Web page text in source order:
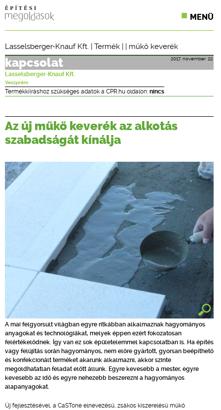
MENÜ
ONLINE KÉPZÉSEK
TERVEZÉSI SEGÉDLETEK
Lasselsberger-Knauf Kft. | Termék | | műkő keverék
2017. november 22.
kapcsolat
Lasselsberger-Knauf Kft.
Veszprém
Termékkiíráshoz szükséges adatok a CPR.hu oldalon: nincs
Az új műkő keverék az alkotás
szabadságát kínálja
A mai felgyorsult világban egyre ritkábban alkalmaznak hagyományos
anyagokat és technológiákat, melyek éppen ezért fokozatosan
felértékelődnek. Így van ez sok épületelemmel kapcsolatban is. Ha építés
vagy felújítás során hagyományos, nem előre gyártott, gyorsan beépíthető
és konfekcionált terméket akarunk alkalmazni, akkor szinte
megoldhatatlan feladat előtt állunk. Egyre kevesebb a mester, egyre
kevesebb az idő és egyre nehezebb beszerezni a hagyományos
alapanyagokat.
Új fejlesztésével, a CaSTone elnevezésű, zsákos kiszerelésű műkő